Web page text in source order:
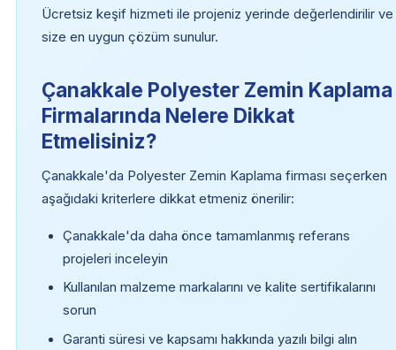
Ücretsiz keşif hizmeti ile projeniz yerinde değerlendirilir ve
size en uygun çözüm sunulur.
Çanakkale Polyester Zemin Kaplama
Firmalarında Nelere Dikkat
Etmelisiniz?
Çanakkale'da Polyester Zemin Kaplama firması seçerken
aşağıdaki kriterlere dikkat etmeniz önerilir:
Çanakkale'da daha önce tamamlanmış referans
projeleri inceleyin
Kullanılan malzeme markalarını ve kalite sertifikalarını
sorun
Garanti süresi ve kapsamı hakkında yazılı bilgi alın